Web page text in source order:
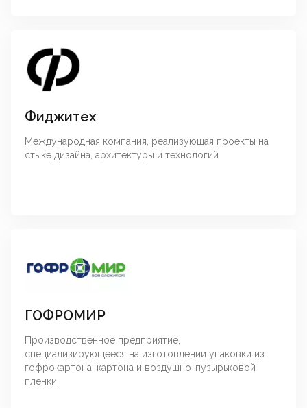
Фиджитех
Международная компания, реализующая проекты на
стыке дизайна, архитектуры и технологий
ГОФРОМИР
Производственное предприятие,
специализирующееся на изготовлении упаковки из
гофрокартона, картона и воздушно-пузырьковой
пленки.